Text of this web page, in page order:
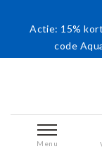
Actie: 15%
code
Menu